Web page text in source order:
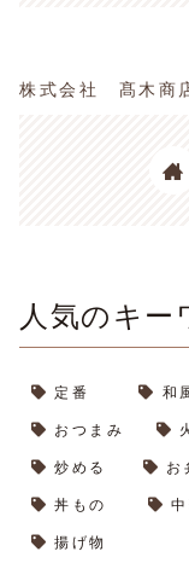
株式会社 髙木商
人気のキー
定番 和
おつまみ
炒める お
丼もの
揚げ物